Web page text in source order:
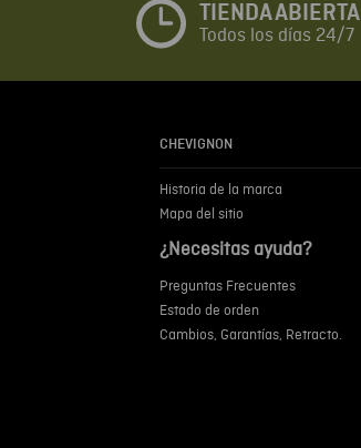
TIENDA ABIERTA
Todos los días 24/7
CHEVIGNON
Historia de la marca
Mapa del sitio
¿Necesitas ayuda?
Preguntas Frecuentes
Estado de orden
Cambios, Garantías, Retracto.